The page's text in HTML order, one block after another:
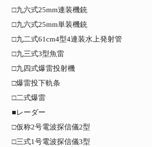
□九六式25mm連装機銃
□九六式25mm単装機銃
□九二式61cm4型4連装水上発射管
□九三式3型魚雷
□九四式爆雷投射機
□爆雷投下軌条
□二式爆雷
■レーダー
□仮称2号電波探信儀2型
□三式1号電波探信儀3型